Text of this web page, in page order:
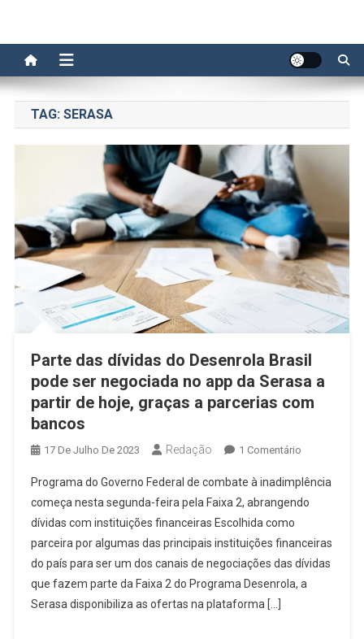
TAG: SERASA
Parte das dívidas do Desenrola Brasil
pode ser negociada no app da Serasa a
partir de hoje, graças a parcerias com
bancos
17 De Julho De 2023 Redação 1 ComentárioEm
Das
Dívidas
Desenrola
Brasil
Pode
Programa do Governo Federal de combate à inadimplência
começa nesta segunda-feira pela Faixa 2, abrangendo
dívidas com instituições financeiras Escolhida como
parceira por algumas das principais instituições financeiras
do país para ser um dos canais de negociações das dívidas
que fazem parte da Faixa 2 do Programa Desenrola, a
Serasa disponibiliza as ofertas na plataforma […]